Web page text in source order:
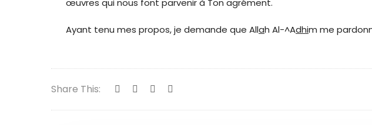
œuvres qui nous font parvenir à Ton agrément.
Ayant tenu mes propos, je demande que Allah Al-^Adhim me
Share This: